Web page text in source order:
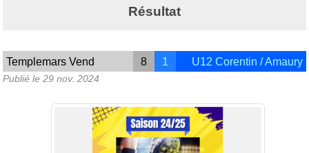
Résultat
Templemars Vend 8 1 U12 Corentin / Amaury
Publié le 29 nov. 2024